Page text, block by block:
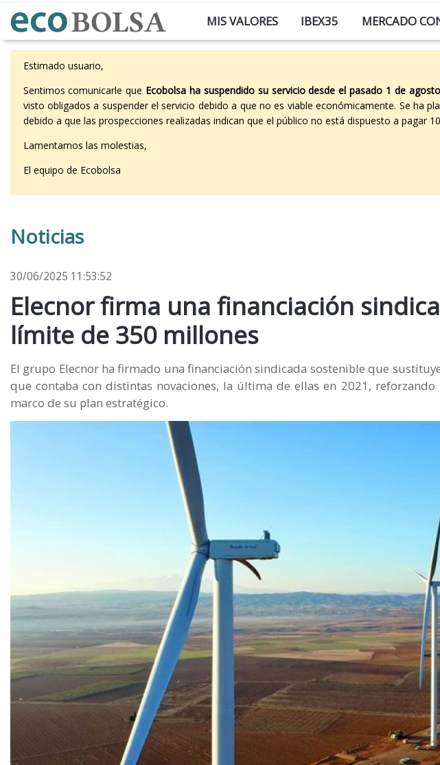
MIS VALORES IBEX35 MERCADO
Estimado usuario,
Sentimos comunicarle que Ecobolsa ha suspendido su servicio desde el pasado 1 de agosto
visto obligados a suspender el servicio debido a que no es viable económicamente. Se ha
debido a que las prospecciones realizadas indican que el público no está dispuesto a
Lamentamos las molestias,
El equipo de Ecobolsa
Noticias
30/06/2025 11:53:52
Elecnor firma una financiación
límite de 350 millones
El grupo Elecnor ha firmado una financiación sindicada sostenible que
que contaba con distintas novaciones, la última de ellas en 2021,
marco de su plan estratégico.